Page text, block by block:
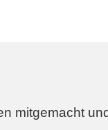
mitgemacht